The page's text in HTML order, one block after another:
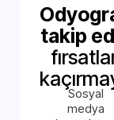
takip
Sosyal
medya